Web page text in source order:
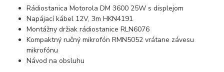
Rádiostanica Motorola DM 3600 25W s displejom
Napájací kábel 12V, 3m HKN4191
Montážny držiak rádiostanice RLN6076
Kompaktný ručný mikrofón RMN5052 vrátane závesu
mikrofónu
Návod na obsluhu